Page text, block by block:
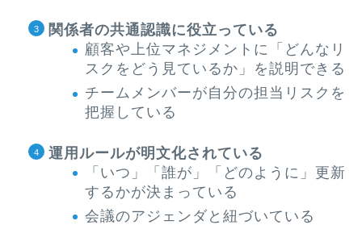
関係者の共通認識に役立っている
顧客や上位マネジメントに「どんなリ
スクをどう見ているか」を説明できる
チームメンバーが自分の担当リスクを
把握している
運用ルールが明文化されている
「いつ」「誰が」「どのように」更新
するかが決まっている
会議のアジェンダと紐づいている